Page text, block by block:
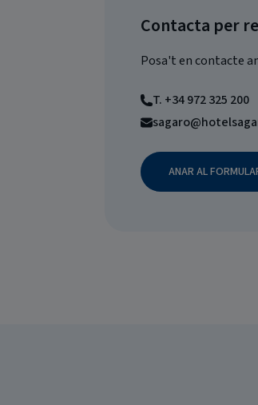
Contacta per
Posa't en contacte
T. +34 972 325 200
ANAR AL